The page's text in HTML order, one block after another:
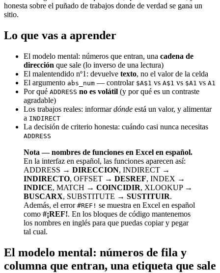
honesta sobre el puñado de trabajos donde de verdad se gana un
sitio.
Lo que vas a aprender
El modelo mental: números que entran, una cadena de
dirección que sale (lo inverso de una lectura)
El malentendido nº1: devuelve texto, no el valor de la celda
El argumento abs_num — controlar $A$1 vs A$1 vs $A1 vs A1
Por qué ADDRESS no es volátil (y por qué es un contraste
agradable)
Los trabajos reales: informardónde está un valor, y alimentar
a INDIRECT
La decisión de criterio honesta: cuándo casi nunca necesitas
ADDRESS
Nota — nombres de funciones en Excel en español.
En la interfaz en español, las funciones aparecen así:
ADDRESS → DIRECCION, INDIRECT →
INDIRECTO, OFFSET → DESREF, INDEX →
INDICE, MATCH → COINCIDIR, XLOOKUP →
BUSCARX, SUBSTITUTE → SUSTITUIR.
Además, el error #REF! se muestra en Excel en español
como #¡REF!. En los bloques de código mantenemos
los nombres en inglés para que puedas copiar y pegar
tal cual.
El modelo mental: números de fila y
columna que entran, una etiqueta que sale